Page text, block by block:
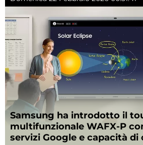
Samsung ha introdotto il
multifunzionale WAFX-P
servizi Google e capacità di